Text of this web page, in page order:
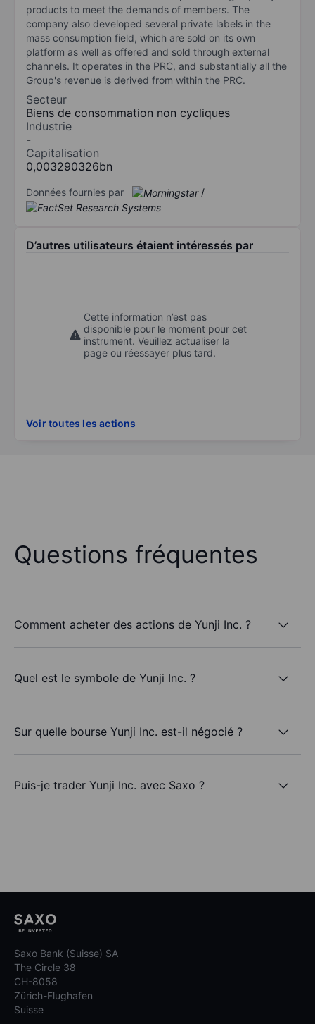
products to meet the demands of members. The
company also developed several private labels in the
mass consumption field, which are sold on its own
platform as well as offered and sold through external
channels. It operates in the PRC, and substantially all the
Group's revenue is derived from within the PRC.
Secteur
Biens de consommation non cycliques
Industrie
-
Capitalisation
0,003290326bn
Données fournies par /
D’autres utilisateurs étaient intéressés par
Cette information n’est pas
disponible pour le moment pour cet
instrument. Veuillez actualiser la
page ou réessayer plus tard.
Voir toutes les actions
Questions fréquentes
Comment acheter des actions de Yunji Inc. ?
Quel est le symbole de Yunji Inc. ?
Sur quelle bourse Yunji Inc. est-il négocié ?
Puis-je trader Yunji Inc. avec Saxo ?
Saxo Bank (Suisse) SA
The Circle 38
CH-8058
Zürich-Flughafen
Suisse